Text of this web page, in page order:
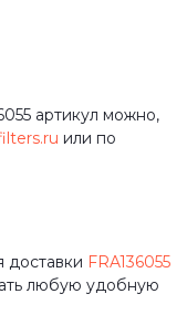
артикул можно,
или по
FRA136055
любую удобную